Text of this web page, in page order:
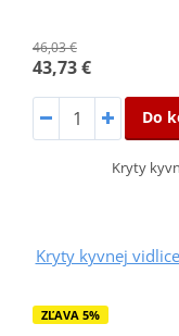
46,03 €
43,73 €
Do
Kryty
Kryty kyvnej vidlice
ZĽAVA 5%